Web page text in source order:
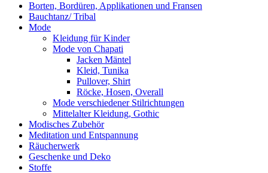
Borten, Bordüren, Applikationen und Fransen
Bauchtanz/ Tribal
Mode
Kleidung für Kinder
Mode von Chapati
Jacken Mäntel
Kleid, Tunika
Pullover, Shirt
Röcke, Hosen, Overall
Mode verschiedener Stilrichtungen
Mittelalter Kleidung, Gothic
Modisches Zubehör
Meditation und Entspannung
Räucherwerk
Geschenke und Deko
Stoffe